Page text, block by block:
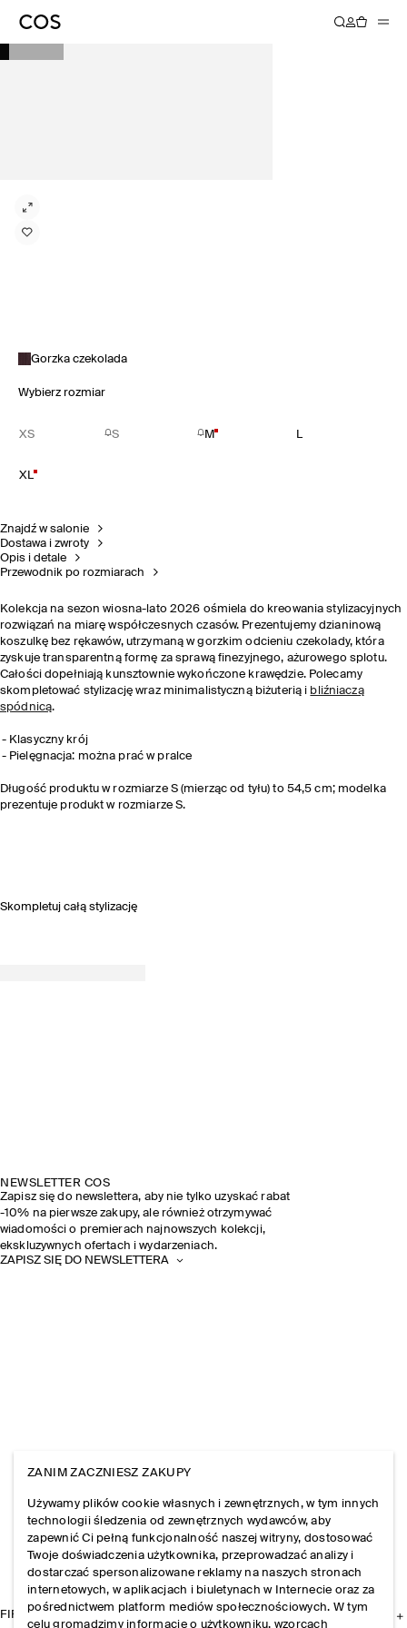
Gorzka czekolada
Wybierz rozmiar
XS S M L
XL
Znajdź w salonie
Dostawa i zwroty
Opis i detale
Przewodnik po rozmiarach
Kolekcja na sezon wiosna-lato 2026 ośmiela do kreowania stylizacyjnych
rozwiązań na miarę współczesnych czasów. Prezentujemy dzianinową
koszulkę bez rękawów, utrzymaną w gorzkim odcieniu czekolady, która
zyskuje transparentną formę za sprawą finezyjnego, ażurowego splotu.
Całości dopełniają kunsztownie wykończone krawędzie. Polecamy
skompletować stylizację wraz minimalistyczną biżuterią i bliźniaczą
spódnicą.
Klasyczny krój
Pielęgnacja: można prać w pralce
Długość produktu w rozmiarze S (mierząc od tyłu) to 54,5 cm; modelka
prezentuje produkt w rozmiarze S.
Skompletuj całą stylizację
NEWSLETTER COS
Zapisz się do newslettera, aby nie tylko uzyskać rabat
-10% na pierwsze zakupy, ale również otrzymywać
wiadomości o premierach najnowszych kolekcji,
ekskluzywnych ofertach i wydarzeniach.
ZAPISZ SIĘ DO NEWSLETTERA
FIRMA
ZANIM ZACZNIESZ ZAKUPY
Używamy plików cookie własnych i zewnętrznych, w tym innych
technologii śledzenia od zewnętrznych wydawców, aby
zapewnić Ci pełną funkcjonalność naszej witryny, dostosować
Twoje doświadczenia użytkownika, przeprowadzać analizy i
dostarczać spersonalizowane reklamy na naszych stronach
internetowych, w aplikacjach i biuletynach w Internecie oraz za
pośrednictwem platform mediów społecznościowych. W tym
celu gromadzimy informacje o użytkowniku, wzorcach